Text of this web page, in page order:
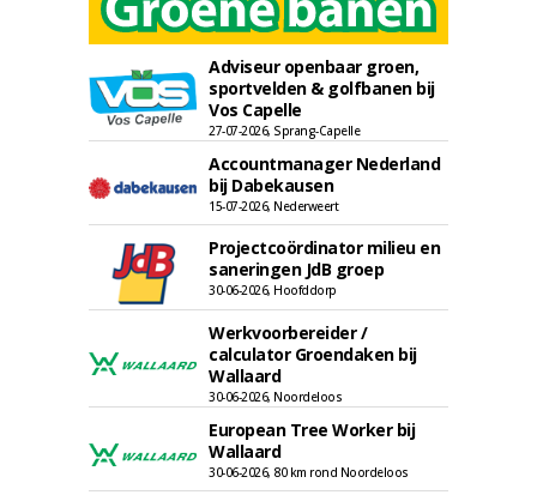
Adviseur openbaar groen,
sportvelden & golfbanen bij
Vos Capelle
27-07-2026, Sprang-Capelle
Accountmanager Nederland
bij Dabekausen
15-07-2026, Nederweert
Projectcoördinator milieu en
saneringen JdB groep
30-06-2026, Hoofddorp
Werkvoorbereider /
calculator Groendaken bij
Wallaard
30-06-2026, Noordeloos
European Tree Worker bij
Wallaard
30-06-2026, 80 km rond Noordeloos